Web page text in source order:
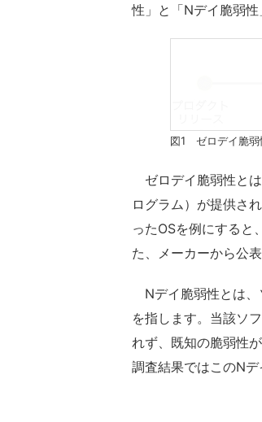
性」と「Nデイ脆弱性
図1 ゼロデイ脆弱
ゼロデイ脆弱性と
ログラム）が提供さ
ったOSを例にすると
た、メーカーから公
Nデイ脆弱性とは、
を指します。当該ソ
れず、既知の脆弱性
調査結果ではこのNデ